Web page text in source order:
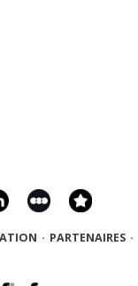
· PARTENAIRES ·